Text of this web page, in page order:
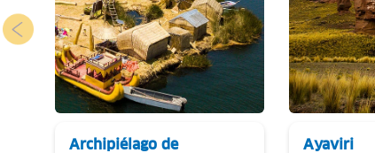
Archipiélago de
Ayaviri